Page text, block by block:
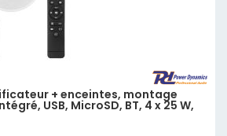
+ enceintes, montage
USB, MicroSD, BT, 4 x 25 W,